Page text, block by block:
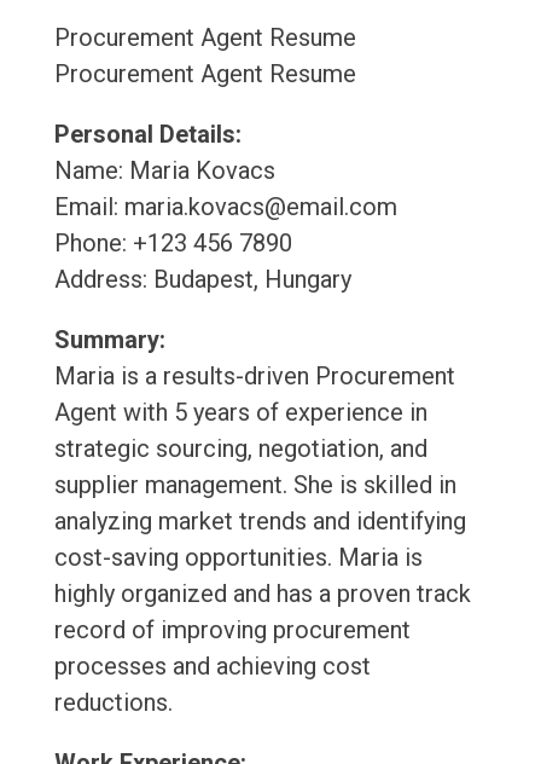
Procurement Agent Resume
Procurement Agent Resume
Personal Details:
Name: Maria Kovacs
Email: maria.kovacs@email.com
Phone: +123 456 7890
Address: Budapest, Hungary
Summary:
Maria is a results-driven Procurement
Agent with 5 years of experience in
strategic sourcing, negotiation, and
supplier management. She is skilled in
analyzing market trends and identifying
cost-saving opportunities. Maria is
highly organized and has a proven track
record of improving procurement
processes and achieving cost
reductions.